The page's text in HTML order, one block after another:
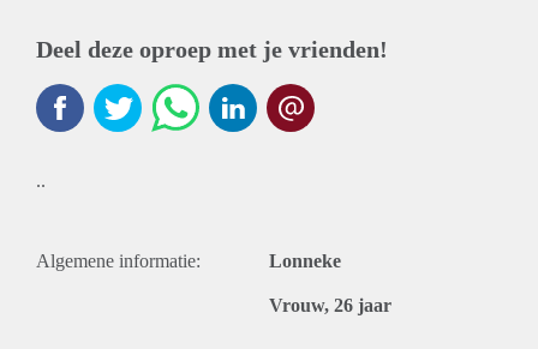
Deel deze oproep met je vrienden!
..
Algemene informatie: Lonneke
Vrouw, 26 jaar